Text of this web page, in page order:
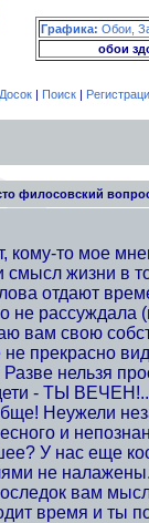
Графика: Обои,
обои
| Поиск|
филосовский
кому-то мое
смысл жизни в
отдают
не рассуждала
вам свою
не прекрасно
Разве нельзя
- ТЫ
Неужели
и
У нас еще
не
вам
время и ты